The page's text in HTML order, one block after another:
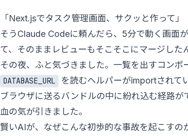
「Next.jsでタスク管理画面、サクッと作って」
そうClaude Codeに頼んだら、5分で動く画面
て、そのままレビューもそこそこにマージしたん
その夜、ふと気づきました。一覧を出すコンポ
DATABASE_URL
を読むヘルパーがimportされて
ブラウザに送るバンドルの中に紛れ込む経路が
血の気が引きました。
賢いAIが、なぜこんな初歩的な事故を起こすの